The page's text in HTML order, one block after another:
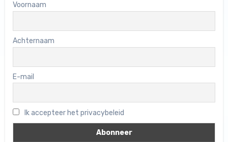
Voornaam
Achternaam
E-mail
Ik accepteer het privacybeleid